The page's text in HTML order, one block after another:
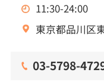
11:30-24:00
東京都品川区
03-5798-